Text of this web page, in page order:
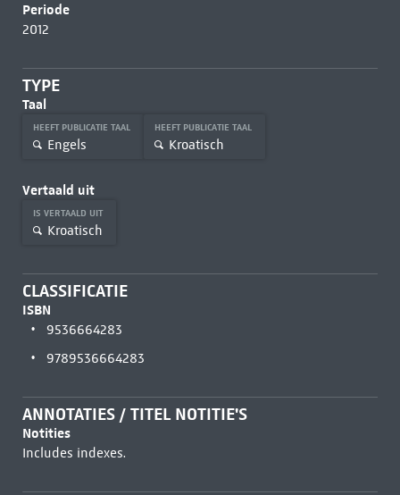
Periode
2012
TYPE
Taal
HEEFT PUBLICATIE TAAL
Engels
HEEFT PUBLICATIE TAAL
Kroatisch
Vertaald uit
IS VERTAALD UIT
Kroatisch
CLASSIFICATIE
ISBN
9536664283
9789536664283
ANNOTATIES / TITEL NOTITIE'S
Notities
Includes indexes.